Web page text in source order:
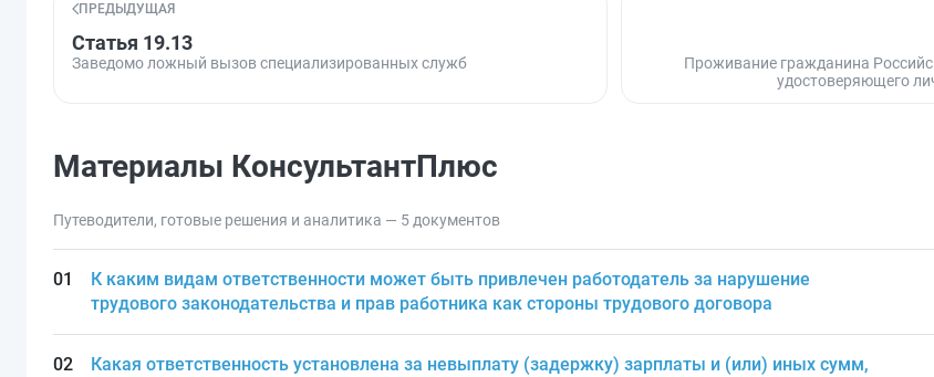
ПРЕДЫДУЩАЯ
Статья 19.13
Заведомо ложный вызов специализированных служб
Проживание гражданина
удостоверяющего
Материалы КонсультантПлюс
Путеводители, готовые решения и аналитика — 5 документов
К каким видам ответственности может быть привлечен работодатель за нарушение
трудового законодательства и прав работника как стороны трудового договора
Какая ответственность установлена за невыплату (задержку) зарплаты и (или) иных сумм,